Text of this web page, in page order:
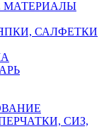
МАТЕРИАЛЫ
САЛФЕТКИ
СИЗ,